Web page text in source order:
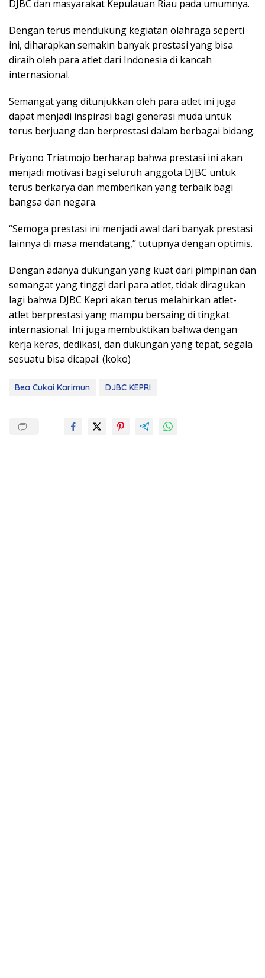
DJBC dan masyarakat Kepulauan Riau pada umumnya.
Dengan terus mendukung kegiatan olahraga seperti
ini, diharapkan semakin banyak prestasi yang bisa
diraih oleh para atlet dari Indonesia di kancah
internasional.
Semangat yang ditunjukkan oleh para atlet ini juga
dapat menjadi inspirasi bagi generasi muda untuk
terus berjuang dan berprestasi dalam berbagai bidang.
Priyono Triatmojo berharap bahwa prestasi ini akan
menjadi motivasi bagi seluruh anggota DJBC untuk
terus berkarya dan memberikan yang terbaik bagi
bangsa dan negara.
“Semoga prestasi ini menjadi awal dari banyak prestasi
lainnya di masa mendatang,” tutupnya dengan optimis.
Dengan adanya dukungan yang kuat dari pimpinan dan
semangat yang tinggi dari para atlet, tidak diragukan
lagi bahwa DJBC Kepri akan terus melahirkan atlet-
atlet berprestasi yang mampu bersaing di tingkat
internasional. Ini juga membuktikan bahwa dengan
kerja keras, dedikasi, dan dukungan yang tepat, segala
sesuatu bisa dicapai. (koko)
Bea Cukai Karimun DJBC KEPRI